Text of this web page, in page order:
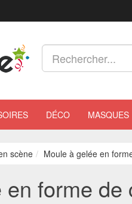
DÉCO MASQUES
scène Moule à gelée en
forme de